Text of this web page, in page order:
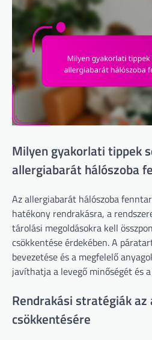
Milyen gyakorlati tippek
allergiabarát hálószoba
Az allergiabarát hálószoba
hatékony rendrakásra, a
tárolási megoldásokra kell
csökkentése érdekében. A
bevezetése és a megfelelő
javíthatja a levegő minőségét és
Rendrakási stratégiák az
csökkentésére